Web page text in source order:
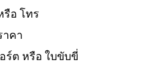
อ โทร
าคา
ร์ต หรือ ใบขับขี่